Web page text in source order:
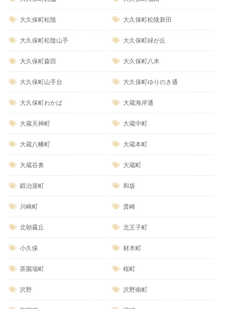
大久保町松陰 大久保町松陰新田
大久保町松陰山手 大久保町緑が丘
大久保町森田 大久保町八木
大久保町山手台 大久保町ゆりのき通
大久保町わかば 大蔵海岸通
大蔵天神町 大蔵中町
大蔵八幡町 大蔵本町
大蔵谷奥 大蔵町
鍛治屋町 和坂
川崎町 貴崎
北朝霧丘 北王子町
小久保 材木町
茶園場町 桜町
沢野 沢野南町